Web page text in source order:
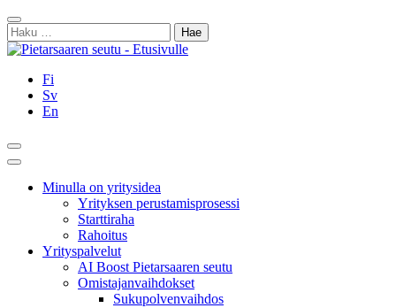
Siirry
sisältöön
Sulje
Haku:
Fi
Sv
En
Hae
Päävalikko
Minulla on yritysidea
Yrityksen perustamisprosessi
Starttiraha
Rahoitus
Yrityspalvelut
AI Boost Pietarsaaren seutu
Omistajanvaihdokset
Sukupolvenvaihdos